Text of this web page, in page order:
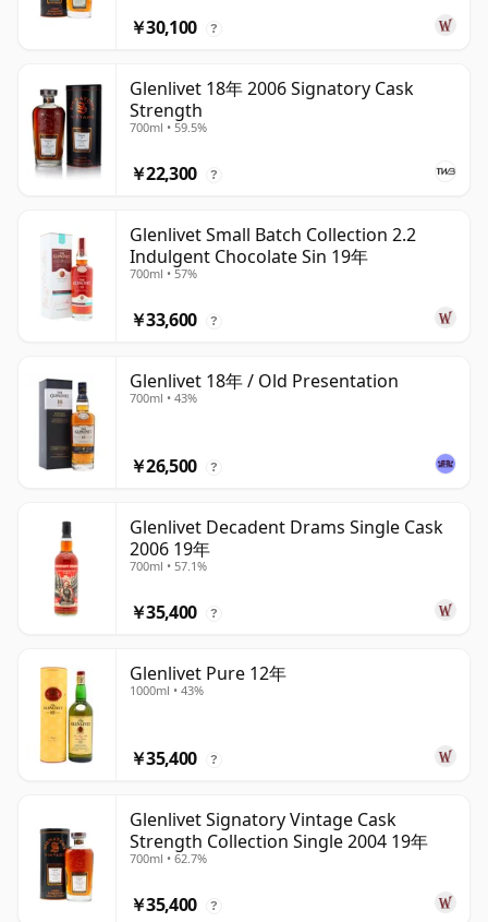
￥30,100 ?
Glenlivet 18年 2006 Signatory Cask
Strength
700ml • 59.5%
￥22,300 ?
Glenlivet Small Batch Collection 2.2
Indulgent Chocolate Sin 19年
700ml • 57%
￥33,600 ?
Glenlivet 18年 / Old Presentation
700ml • 43%
￥26,500 ?
Glenlivet Decadent Drams Single Cask
2006 19年
700ml • 57.1%
￥35,400 ?
Glenlivet Pure 12年
1000ml • 43%
￥35,400 ?
Glenlivet Signatory Vintage Cask
Strength Collection Single 2004 19年
700ml • 62.7%
￥35,400 ?